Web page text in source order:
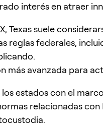
interés en atraer
Texas suele
reglas federales,
más avanzada para
estados con el
relacionadas con